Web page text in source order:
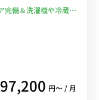
完備＆洗濯機や冷蔵庫
Wi-Fi格安レンタル
97,200 円〜 / 月